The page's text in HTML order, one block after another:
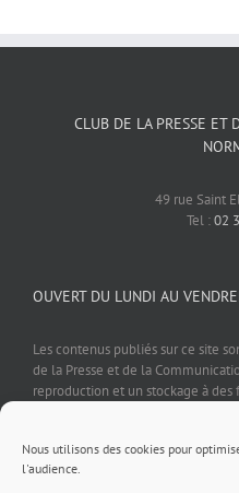
Nous utilisons des cookies pour
l'audience.
CLUB DE LA PRESSE ET
49 rue Saint
Tel :02
OUVERT DU LUNDI AU
Les contenus publiés sur ce site
de la Presse et de la
reproduction et un stockage à des